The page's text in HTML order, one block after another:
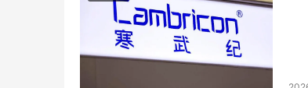
来，使智能系统能够动态地优化资源，
交叉式光纤交换结构的32个多处理器针
对照，因此，NSC55 确实是针对 7/24